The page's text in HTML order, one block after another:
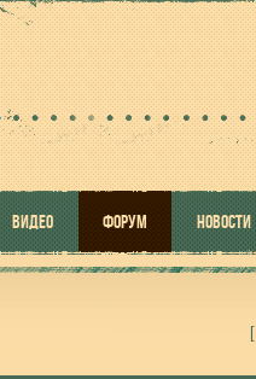
ВИДЕО ФОРУМ НОВОСТИ
[